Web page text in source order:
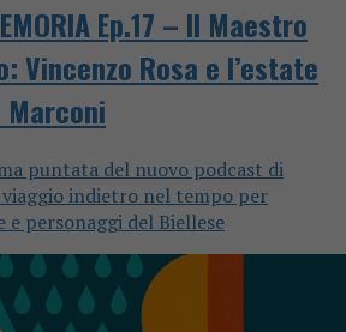
Ep.17 – Il Maestro
Vincenzo Rosa e l’estate
puntata del nuovo podcast di
viaggio indietro nel tempo per
personaggi del Biellese